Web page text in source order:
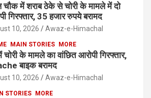
में शराब ठेके से चोरी के मामले में दो
गिरफ्तार, 35 हजार रुपये बरामद
10, 2026 Awaz-e-Himachal
MAIN STORIES MORE
चोरी के मामले का वांछित आरोपी गिरफ्तार,
बाइक बरामद
10, 2026 Awaz-e-Himachal
STORIES MORE